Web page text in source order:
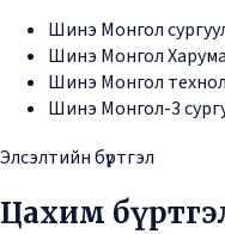
Шинэ Монгол
Шинэ Монгол
Шинэ Монгол
Шинэ Монгол-3
Элсэлтийн бүртгэл
Цахим